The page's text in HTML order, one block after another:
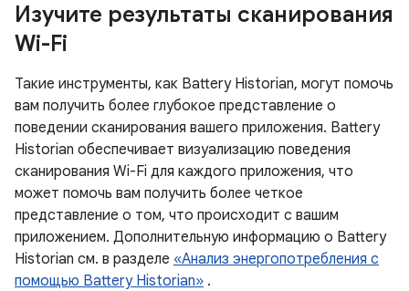
Изучите результаты сканирования
Wi-Fi
Такие инструменты, как Battery Historian, могут помочь
вам получить более глубокое представление о
поведении сканирования вашего приложения. Battery
Historian обеспечивает визуализацию поведения
сканирования Wi-Fi для каждого приложения, что
может помочь вам получить более четкое
представление о том, что происходит с вашим
приложением. Дополнительную информацию о Battery
Historian см. в разделе «Анализ энергопотребления с
помощью Battery Historian» .